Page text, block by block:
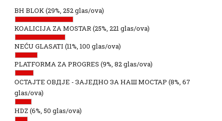
BH BLOK(29%, 252 glas/ova)
KOALICIJA ZA MOSTAR(25%, 221 glas/ova)
NEĆU GLASATI (11%, 100 glas/ova)
PLATFORMA ZA PROGRES (9%, 82 glas/ova)
ОСТАЈТЕ ОВДЈЕ - ЗАЈЕДНО ЗА НАШ МОСТАР (8%, 67
glas/ova)
HDZ (6%, 50 glas/ova)